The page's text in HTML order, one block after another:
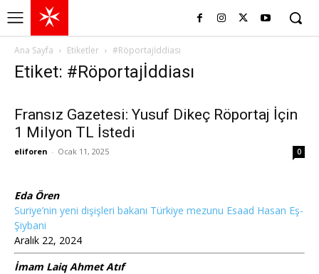
Ana Sayfa Etiketler #Röportajİddiası
Etiket: #Röportajİddiası
Fransız Gazetesi: Yusuf Dikeç Röportaj İçin
1 Milyon TL İstedi
eliforen - Ocak 11, 2025 0
Eda Ören
Suriye’nin yeni dışişleri bakanı Türkiye mezunu Esaad Hasan Eş-
Şiybani
Aralık 22, 2024
İmam Laiq Ahmet Atıf